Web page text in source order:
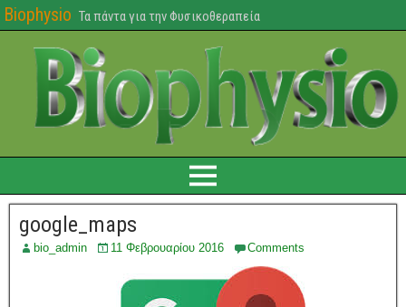
Biophysio Τα πάντα για την Φυσικοθεραπεία
google_maps
bio_admin 11 Φεβρουαρίου 2016 Comments